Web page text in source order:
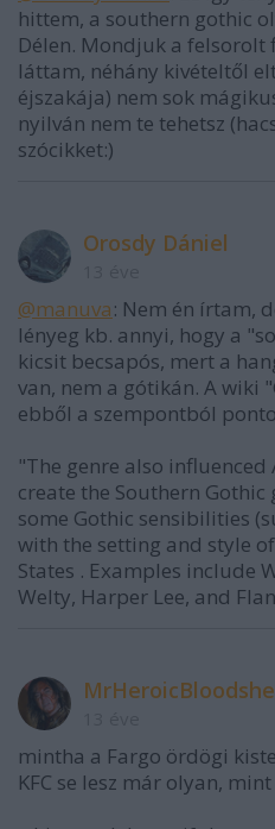
hittem, a southern gothic
Délen. Mondjuk a
láttam, néhány kivételtől
éjszakája) nem sok
nyilván nem te tehetsz
szócikket:)
Orosdy Dániel
@manuva: Nem én írtam,
lényeg kb. annyi, hogy a
kicsit becsapós, mert a
van, nem a gótikán. A wiki
ebből a szempontból
"The genre also
create the Southern
some Gothic sensibilities
with the setting and style
States . Examples include
Welty, Harper Lee, and
mintha a Fargo ördögi
KFC se lesz már olyan,